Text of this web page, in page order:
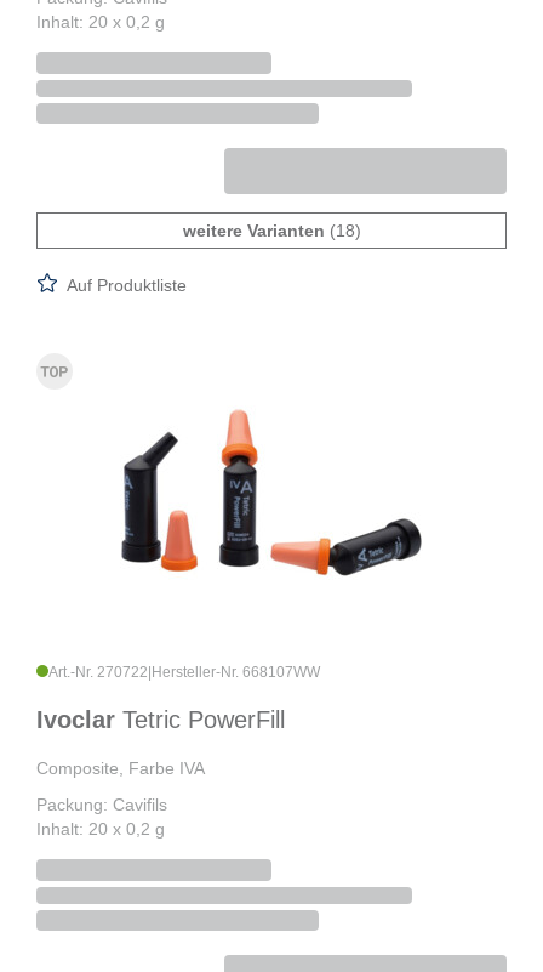
Inhalt: 20 x 0,2 g
weitere Varianten (18)
Auf Produktliste
Art.-Nr. 270722 Hersteller-Nr. 668107WW
Ivoclar Tetric PowerFill
Composite, Farbe IVA
Packung: Cavifils
Inhalt: 20 x 0,2 g